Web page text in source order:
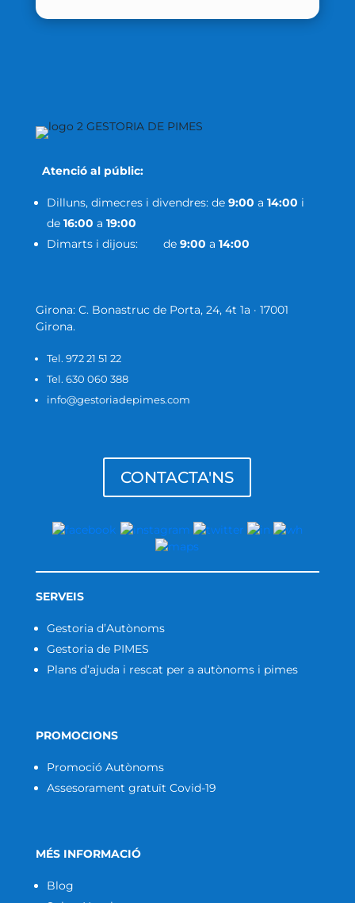
Atenció al públic:
Dilluns, dimecres i divendres: de 9:00 a 14:00 i
de 16:00 a 19:00
Dimarts i dijous: de 9:00 a 14:00
Girona: C. Bonastruc de Porta, 24, 4t 1a · 17001
Girona.
Tel. 972 21 51 22
Tel. 630 060 388
info@gestoriadepimes.com
CONTACTA'NS
SERVEIS
Gestoria d’Autònoms
Gestoria de PIMES
Plans d’ajuda i rescat per a autònoms i pimes
PROMOCIONS
Promoció Autònoms
Assesorament gratuït Covid-19
MÉS INFORMACIÓ
Blog